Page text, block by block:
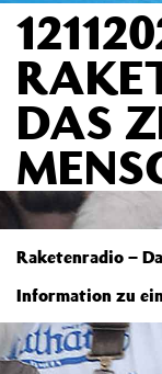
DAS
Raketenradio –
Information zu